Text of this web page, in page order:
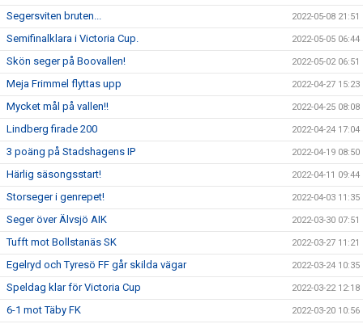
Segersviten bruten... 2022-05-08 21:51
Semifinalklara i Victoria Cup. 2022-05-05 06:44
Skön seger på Boovallen! 2022-05-02 06:51
Meja Frimmel flyttas upp 2022-04-27 15:23
Mycket mål på vallen!! 2022-04-25 08:08
Lindberg firade 200 2022-04-24 17:04
3 poäng på Stadshagens IP 2022-04-19 08:50
Härlig säsongsstart! 2022-04-11 09:44
Storseger i genrepet! 2022-04-03 11:35
Seger över Älvsjö AIK 2022-03-30 07:51
Tufft mot Bollstanäs SK 2022-03-27 11:21
Egelryd och Tyresö FF går skilda vägar 2022-03-24 10:35
Speldag klar för Victoria Cup 2022-03-22 12:18
6-1 mot Täby FK 2022-03-20 10:56